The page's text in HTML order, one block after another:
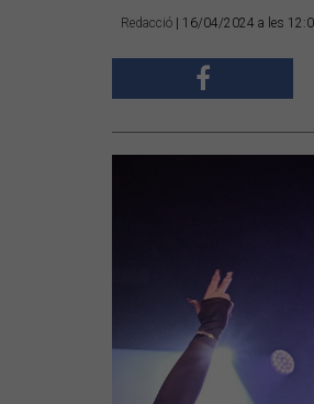
Redacció | 16/04/2024 a les